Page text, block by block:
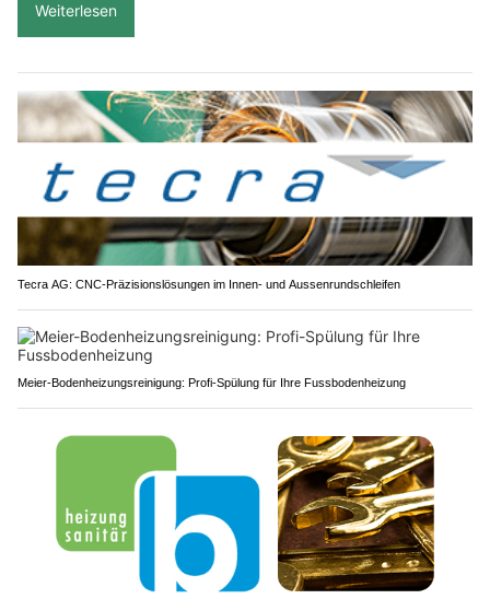
Weiterlesen
Tecra AG: CNC-Präzisionslösungen im Innen- und Aussenrundschleifen
Meier-Bodenheizungsreinigung: Profi-Spülung für Ihre Fussbodenheizung